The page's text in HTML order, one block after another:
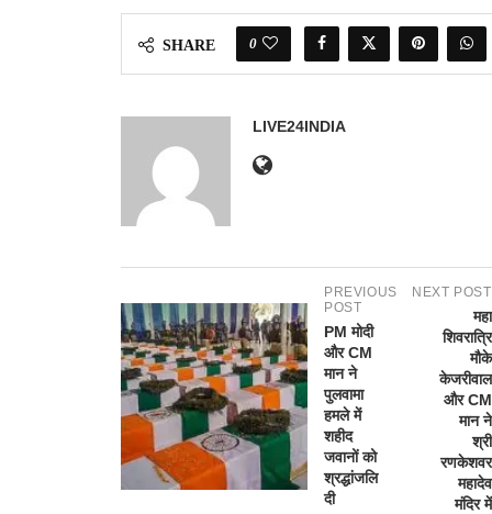
SHARE 0
LIVE24INDIA
PREVIOUS
POST
PM मोदी
और CM
मान ने
पुलवामा
हमले में
शहीद
जवानों को
श्रद्धांजलि
दी
NEXT POST
महा
शिवरात्रि
मौके
केजरीवाल
और CM
मान ने
श्री
रणकेशवर
महादेव
मंदिर में